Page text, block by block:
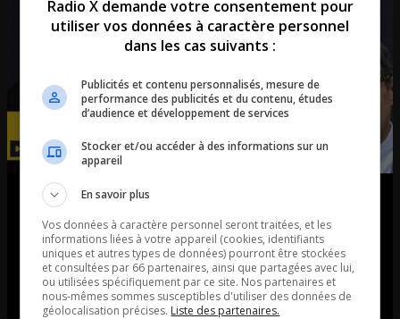
À deux mois des élections, le PCQ
est toujours no 1 dans la région de
Québec.
L’intro de Couture dans le mid avec Éric Duhaime
Radio X demande votre consentement pour
utiliser vos données à caractère personnel
dans les cas suivants :
Publicités et contenu personnalisés, mesure de
performance des publicités et du contenu, études
d’audience et développement de services
Stocker et/ou accéder à des informations sur un
appareil
En savoir plus
Vos données à caractère personnel seront traitées, et les
informations liées à votre appareil (cookies, identifiants
uniques et autres types de données) pourront être stockées
et consultées par 66 partenaires, ainsi que partagées avec lui,
ou utilisées spécifiquement par ce site. Nos partenaires et
nous-mêmes sommes susceptibles d'utiliser des données de
géolocalisation précises. Liste des partenaires.